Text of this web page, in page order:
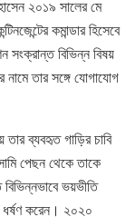
২০১৯ সালের মে
কমান্ডার হিসেবে
সংক্রান্ত বিভিন্ন বিষয়
নামে তার সঙ্গে যোগাযোগ
ব্যবহৃত গাড়ির চাবি
পেছন থেকে তাকে
ভয়ভীতি
ধর্ষণ করেন। ২০২০